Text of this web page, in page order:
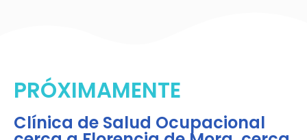
PRÓXIMAMENTE
Clínica de Salud Ocupacional